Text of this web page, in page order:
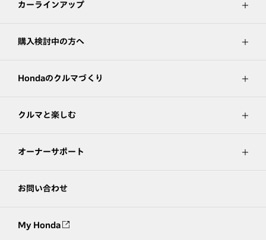
カーラインアップ
購入検討中の方へ
Hondaのクルマづくり
クルマと楽しむ
オーナーサポート
お問い合わせ
My Honda